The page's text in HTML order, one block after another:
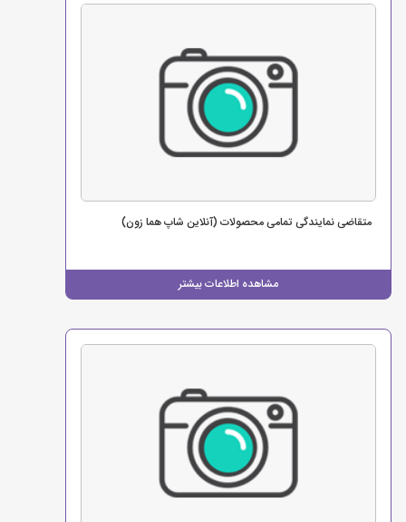
مشاهده اطلاعات بیشتر
متقاضی نمایندگی تمامی محصولات (آنلاین شاپ هما زون)